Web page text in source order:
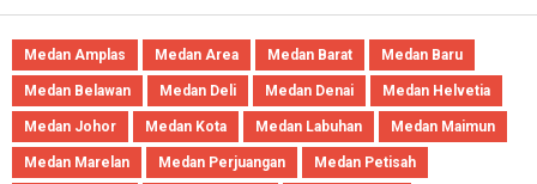
Medan Amplas Medan Area Medan Barat Medan Baru
Medan Belawan Medan Deli Medan Denai Medan Helvetia
Medan Johor Medan Kota Medan Labuhan Medan Maimun
Medan Marelan Medan Perjuangan Medan Petisah